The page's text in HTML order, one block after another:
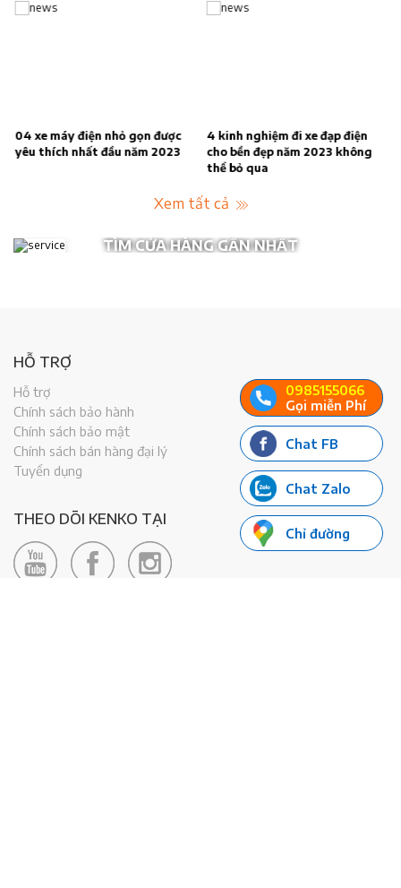
04 xe máy điện nhỏ gọn được
yêu thích nhất đầu năm 2023
4 kinh nghiệm đi xe đạp điện
cho bền đẹp năm 2023 không
thể bỏ qua
Xem tất cả
TÌM CỬA HÀNG GẦN NHẤT
0985155066
Gọi miễn Phí
Chat FB
Chat Zalo
Chỉ đường
HỖ TRỢ
Hỗ trợ
Chính sách bảo hành
Chính sách bảo mật
Chính sách bán hàng đại lý
Tuyển dụng
THEO DÕI KENKO TẠI